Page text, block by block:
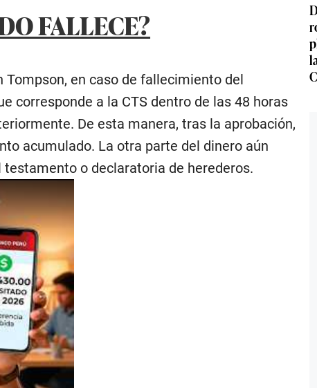
FALLECE?
Tompson, en caso de fallecimiento del
corresponde a la CTS dentro de las 48 horas
De esta manera, tras la aprobación,
acumulado. La otra parte del dinero aún
o declaratoria de herederos.